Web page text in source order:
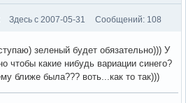
Здесь с 2007-05-31 Сообщений: 108
зеленый будет обязательно))) У
какие нибудь вариации синего?
ближе была??? воть...как то так)))